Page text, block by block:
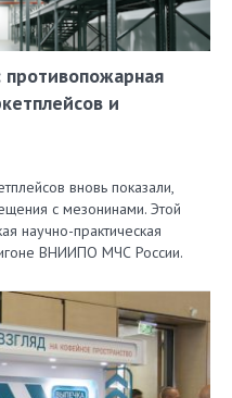
и
вновь показали,
с мезонинами. Этой
научно-практическая
ВНИИПО МЧС России.